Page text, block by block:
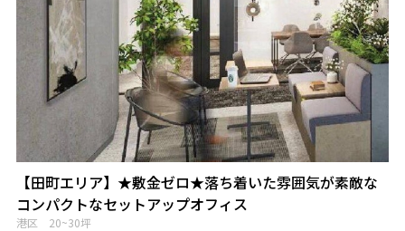
【田町エリア】★敷金ゼロ★落ち着いた雰囲気が素敵な
コンパクトなセットアップオフィス
港区 20~30坪